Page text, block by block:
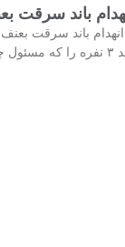
باند سرقت
باند سرقت
فقره